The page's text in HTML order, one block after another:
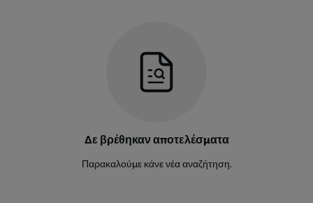
Δε βρέθηκαν αποτελέσματα
Παρακαλούμε κάνε νέα αναζήτηση.